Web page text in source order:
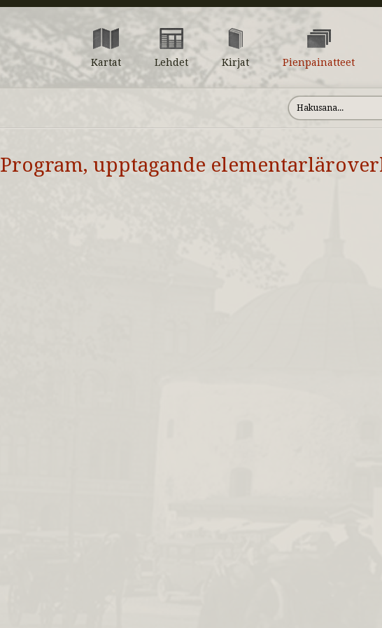
Kartat Lehdet Kirjat Pienpainatteet
Program, upptagande